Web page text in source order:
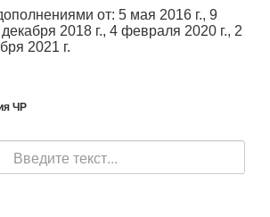
от: 5 мая 2016 г., 9
2018 г., 4 февраля 2020 г., 2
2021 г.
ЧР